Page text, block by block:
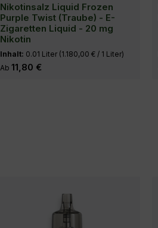
Nikotinsalz Liquid Frozen
Purple Twist (Traube) - E-
Zigaretten Liquid - 20 mg
Nikotin
Inhalt: 0.01 Liter (1.180,00 € / 1 Liter)
Regulärer Preis:
Ab11,80 €